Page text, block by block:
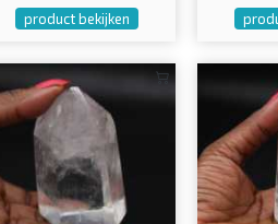
product bekijken